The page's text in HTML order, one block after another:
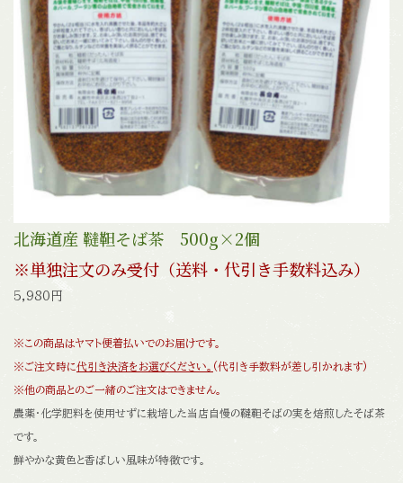
北海道産 韃靼そば茶 500g×2個
※単独注文のみ受付（送料・代引き手数料込み）
5,980円
※この商品はヤマト便着払いでのお届けです。
※ご注文時に代引き決済をお選びください。 (代引き手数料が差し引かれます)
※他の商品とのご一緒のご注文はできません。
農薬・化学肥料を使用せずに栽培した当店自慢の韃靼そばの実を焙煎したそば茶
です。
鮮やかな黄色と香ばしい風味が特徴です。